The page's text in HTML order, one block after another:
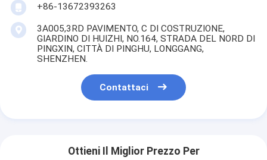
+86-13672393263
3A005,3RD PAVIMENTO, C DI COSTRUZIONE,
GIARDINO DI HUIZHI, NO.164, STRADA DEL NORD DI
PINGXIN, CITTÀ DI PINGHU, LONGGANG,
SHENZHEN.
Contattaci
Ottieni Il Miglior Prezzo Per